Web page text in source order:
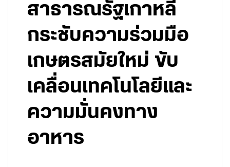
สาธารณรัฐเกาหลี
กระชับความร่วมมือ
เกษตรสมัยใหม่ ขับ
เคลื่อนเทคโนโลยีและ
ความมั่นคงทาง
อาหาร